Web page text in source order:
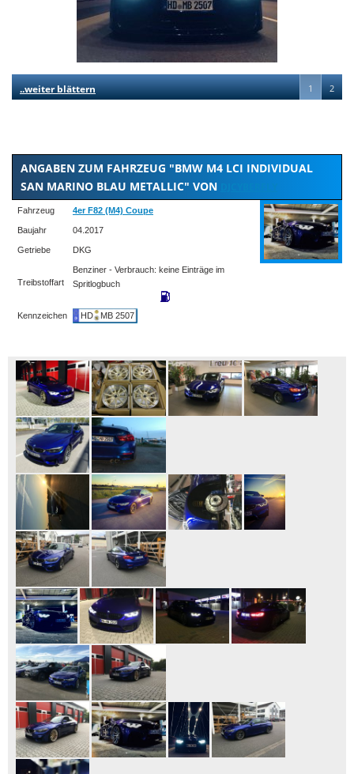
..weiter blättern 1 2
ANGABEN ZUM FAHRZEUG "BMW M4 LCI INDIVIDUAL
SAN MARINO BLAU METALLIC" VON
Fahrzeug 4er F82 (M4) Coupe
Baujahr 04.2017
Getriebe DKG
Treibstoffart
Benziner - Verbrauch: keine Einträge im
Spritlogbuch
Kennzeichen HD MB 2507